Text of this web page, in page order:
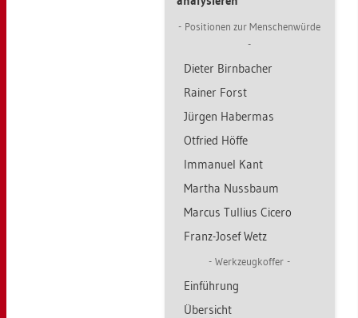
Po­si­tio­nen zur Men­schen­wür­de
Die­ter Birn­ba­cher
Rai­ner Forst
Jür­gen Ha­ber­mas
Ot­fried Höffe
Im­ma­nu­el Kant
Mar­tha Nuss­baum
Mar­cus Tul­li­us Ci­ce­ro
Franz-Josef Wetz
Werk­zeug­kof­fer
Ein­füh­rung
Über­sicht